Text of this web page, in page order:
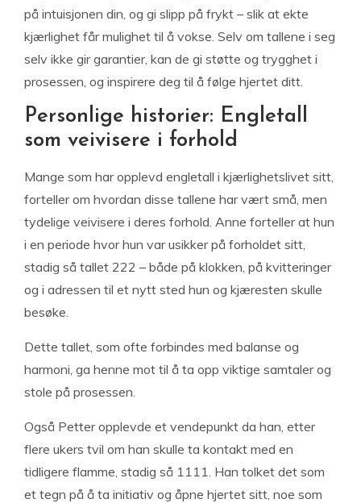
på intuisjonen din, og gi slipp på frykt – slik at ekte
kjærlighet får mulighet til å vokse. Selv om tallene i seg
selv ikke gir garantier, kan de gi støtte og trygghet i
prosessen, og inspirere deg til å følge hjertet ditt.
Personlige historier: Engletall
som veivisere i forhold
Mange som har opplevd engletall i kjærlighetslivet sitt,
forteller om hvordan disse tallene har vært små, men
tydelige veivisere i deres forhold. Anne forteller at hun
i en periode hvor hun var usikker på forholdet sitt,
stadig så tallet 222 – både på klokken, på kvitteringer
og i adressen til et nytt sted hun og kjæresten skulle
besøke.
Dette tallet, som ofte forbindes med balanse og
harmoni, ga henne mot til å ta opp viktige samtaler og
stole på prosessen.
Også Petter opplevde et vendepunkt da han, etter
flere ukers tvil om han skulle ta kontakt med en
tidligere flamme, stadig så 1111. Han tolket det som
et tegn på å ta initiativ og åpne hjertet sitt, noe som